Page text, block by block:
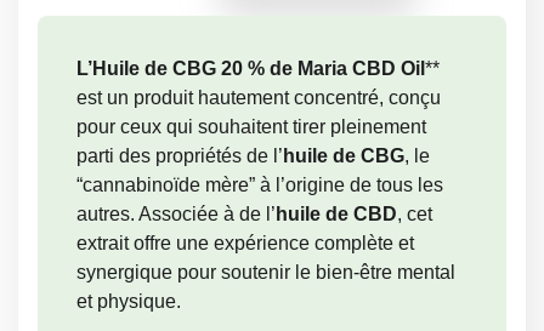
était :
€39.00.€27.30.
Huile
CBG
20
%
(2000
mg)
L’Huile de CBG 20 % de Maria CBD Oil **
est un produit hautement concentré, conçu
pour ceux qui souhaitent tirer pleinement
parti des propriétés de l’ huile de CBG, le
“cannabinoïde mère” à l’origine de tous les
autres. Associée à de l’ huile de CBD, cet
extrait offre une expérience complète et
synergique pour soutenir le bien-être mental
et physique.